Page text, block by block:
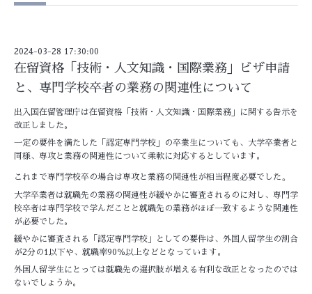
2024-03-28 17:30:00
在留資格「技術・人文知識・国際業務」ビザ申請
と、専門学校卒者の業務の関連性について
出入国在留管理庁は在留資格「技術・人文知識・国際業務」に関する告示を
改正しました。
一定の要件を満たした「認定専門学校」の卒業生についても、大学卒業者と
同様、専攻と業務の関連性について柔軟に対応するとしています。
これまで専門学校卒の場合は専攻と業務の関連性が相当程度必要でした 。
大学卒業者は就職先の業務の関連性が緩やかに審査されるのに対し、専門学
校卒者は専門学校で学んだことと就職先の業務がほぼ一致するような関連性
が必要でした。
緩やかに審査される「認定専門学校」としての要件は、外国人留学生の割合
が2分の1以下や、就職率90％以上などとなっています。
外国人留学生にとっては就職先の選択肢が増える有利な改正となったのでは
ないでしょうか。